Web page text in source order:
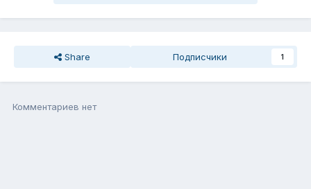
Share Подписчики 1
Комментариев нет